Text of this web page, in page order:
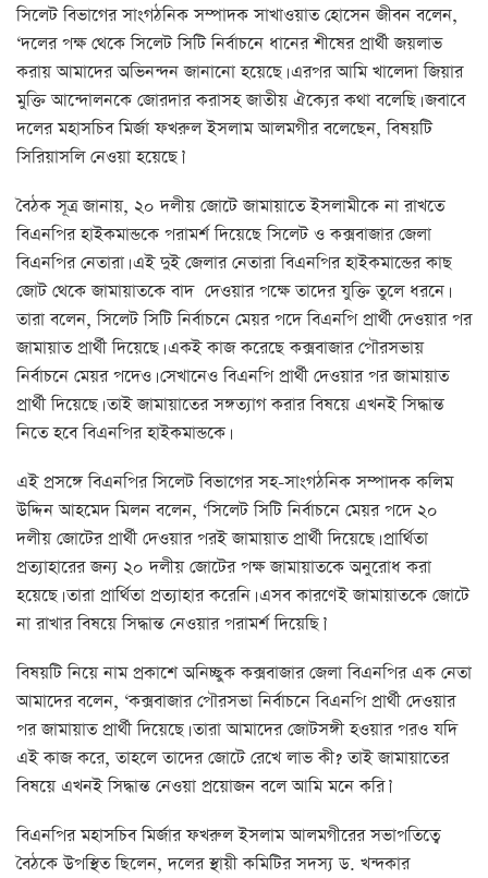
সিলেট বিভাগের সাংগঠনিক সম্পাদক সাখাওয়াত হোসেন জীবন বলেন,
‘দলের পক্ষ থেকে সিলেট সিটি নির্বাচনে ধানের শীষের প্রার্থী জয়লাভ
করায় আমাদের অভিনন্দন জানানো হয়েছে। এরপর আমি খালেদা জিয়ার
মুক্তি আন্দোলনকে জোরদার করাসহ জাতীয় ঐক্যের কথা বলেছি। জবাবে
দলের মহাসচিব মির্জা ফখরুল ইসলাম আলমগীর বলেছেন, বিষয়টি
সিরিয়াসলি নেওয়া হয়েছে।’
বৈঠক সূত্র জানায়, ২০ দলীয় জোটে জামায়াতে ইসলামীকে না রাখতে
বিএনপির হাইকমান্ডকে পরামর্শ দিয়েছে সিলেট ও কক্সবাজার জেলা
বিএনপির নেতারা। এই দুই জেলার নেতারা বিএনপির হাইকমান্ডের কাছ
জোট থেকে জামায়াতকে বাদ দেওয়ার পক্ষে তাদের যুক্তি তুলে ধরনে।
তারা বলেন, সিলেট সিটি নির্বাচনে মেয়র পদে বিএনপি প্রার্থী দেওয়ার পর
জামায়াত প্রার্থী দিয়েছে। একই কাজ করেছে কক্সবাজার পৌরসভায়
নির্বাচনে মেয়র পদেও। সেখানেও বিএনপি প্রার্থী দেওয়ার পর জামায়াত
প্রার্থী দিয়েছে। তাই জামায়াতের সঙ্গত্যাগ করার বিষয়ে এখনই সিদ্ধান্ত
নিতে হবে বিএনপির হাইকমান্ডকে।
এই প্রসঙ্গে বিএনপির সিলেট বিভাগের সহ-সাংগঠনিক সম্পাদক কলিম
উদ্দিন আহমেদ মিলন বলেন, ‘সিলেট সিটি নির্বাচনে মেয়র পদে ২০
দলীয় জোটের প্রার্থী দেওয়ার পরই জামায়াত প্রার্থী দিয়েছে। প্রার্থিতা
প্রত্যাহারের জন্য ২০ দলীয় জোটের পক্ষ জামায়াতকে অনুরোধ করা
হয়েছে। তারা প্রার্থিতা প্রত্যাহার করেনি। এসব কারণেই জামায়াতকে জোটে
না রাখার বিষয়ে সিদ্ধান্ত নেওয়ার পরামর্শ দিয়েছি।’
বিষয়টি নিয়ে নাম প্রকাশে অনিচ্ছুক কক্সবাজার জেলা বিএনপির এক নেতা
আমাদের বলেন, ‘কক্সবাজার পৌরসভা নির্বাচনে বিএনপি প্রার্থী দেওয়ার
পর জামায়াত প্রার্থী দিয়েছে। তারা আমাদের জোটসঙ্গী হওয়ার পরও যদি
এই কাজ করে, তাহলে তাদের জোটে রেখে লাভ কী? তাই জামায়াতের
বিষয়ে এখনই সিদ্ধান্ত নেওয়া প্রয়োজন বলে আমি মনে করি।’
বিএনপির মহাসচিব মির্জার ফখরুল ইসলাম আলমগীরের সভাপতিত্বে
বৈঠকে উপস্থিত ছিলেন, দলের স্থায়ী কমিটির সদস্য ড. খন্দকার